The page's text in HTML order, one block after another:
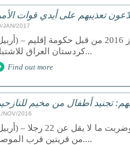
تعذيبهم على أيدي قوات
JAN/2017
كردستان العراق للاشتباه...
Find out more
تجنيد أطفال من مخيم
NOV/2016
من قريتين قرب الموصل....